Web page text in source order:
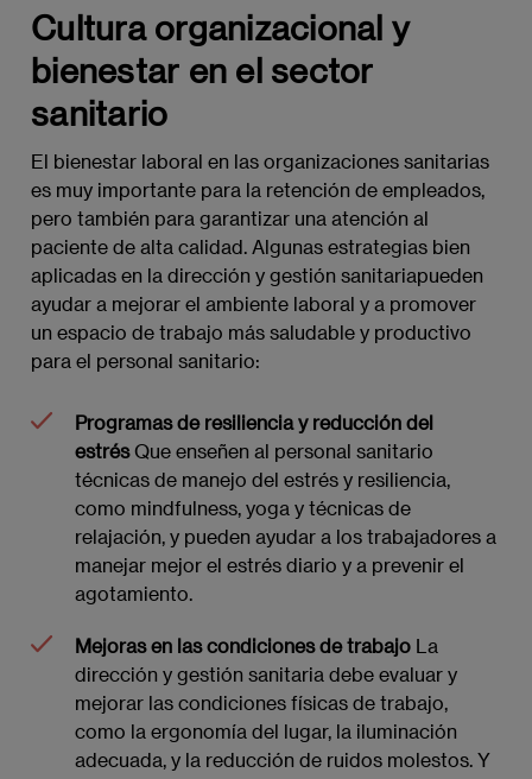
Cultura organizacional y
bienestar en el sector
sanitario
El bienestar laboral en las organizaciones sanitarias
es muy importante para la retención de empleados,
pero también para garantizar una atención al
paciente de alta calidad. Algunas estrategias bien
aplicadas en la dirección y gestión sanitariapueden
ayudar a mejorar el ambiente laboral y a promover
un espacio de trabajo más saludable y productivo
para el personal sanitario:
Programas de resiliencia y reducción del
estrés Que enseñen al personal sanitario
técnicas de manejo del estrés y resiliencia,
como mindfulness, yoga y técnicas de
relajación, y pueden ayudar a los trabajadores a
manejar mejor el estrés diario y a prevenir el
agotamiento.
Mejoras en las condiciones de trabajo La
dirección y gestión sanitaria debe evaluar y
mejorar las condiciones físicas de trabajo,
como la ergonomía del lugar, la iluminación
adecuada, y la reducción de ruidos molestos. Y